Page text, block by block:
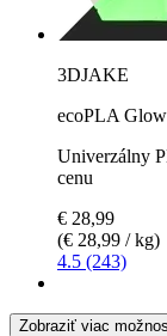
3DJAKE
ecoPLA Glow
Univerzálny
cenu
€ 28,99
(€ 28,99 / kg)
4.5 (243)
Zobraziť viac